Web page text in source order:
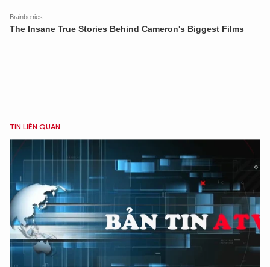
TIN LIÊN QUAN